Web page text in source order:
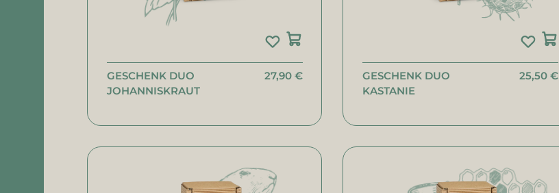
GESCHENK DUO
JOHANNISKRAUT
27,90 €
GESCHENK DUO
KASTANIE
25,50 €